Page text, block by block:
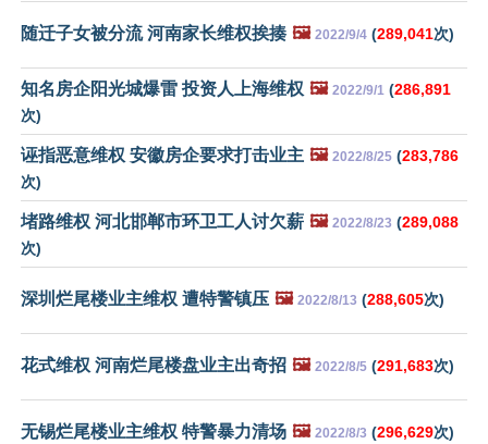
随迁子女被分流 河南家长维权挨揍 🖼️ 2022/9/4 (289,041次)
知名房企阳光城爆雷 投资人上海维权 🖼️ 2022/9/1 (286,891
次)
诬指恶意维权 安徽房企要求打击业主 🖼️ 2022/8/25 (283,786
次)
堵路维权 河北邯郸市环卫工人讨欠薪 🖼️ 2022/8/23 (289,088
次)
深圳烂尾楼业主维权 遭特警镇压 🖼️ 2022/8/13 (288,605次)
花式维权 河南烂尾楼盘业主出奇招 🖼️ 2022/8/5 (291,683次)
无锡烂尾楼业主维权 特警暴力清场 🖼️ 2022/8/3 (296,629次)